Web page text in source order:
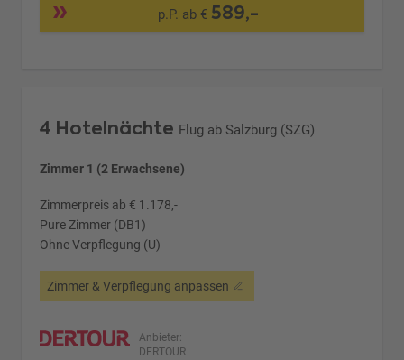
p.P. ab € 589,-
4 Hotelnächte Flug ab Salzburg (SZG)
Zimmer 1 (2 Erwachsene)
Zimmerpreis ab € 1.178,-
Pure Zimmer (DB1)
Ohne Verpflegung (U)
Zimmer & Verpflegung anpassen
Anbieter:
DERTOUR